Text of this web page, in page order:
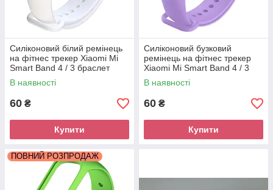
Силіконовий білий ремінець
на фітнес трекер Xiaomi Mi
Smart Band 4 / 3 браслет
аксесуар заміна
В наявності
60 ₴
Купити
Силіконовий бузковий
ремінець на фітнес трекер
Xiaomi Mi Smart Band 4 / 3
браслет аксесуар заміна
В наявності
60 ₴
Купити
ПОВНИЙ РОЗПРОДАЖ